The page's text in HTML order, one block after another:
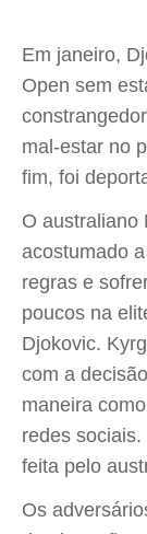
Em janeiro,
Open sem
mal-estar no
fim, foi
O australiano
acostumado
regras e
poucos na
Djokovic.
com a
maneira
redes
feita pelo
Os